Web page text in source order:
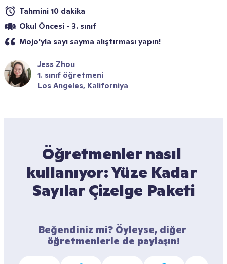
Tahmini 10 dakika
Okul Öncesi - 3. sınıf
Mojo'yla sayı sayma alıştırması yapın!
Jess Zhou
1. sınıf öğretmeni
Los Angeles, Kaliforniya
Öğretmenler nasıl
kullanıyor: Yüze Kadar
Sayılar Çizelge Paketi
Beğendiniz mi? Öyleyse, diğer
öğretmenlerle de paylaşın!